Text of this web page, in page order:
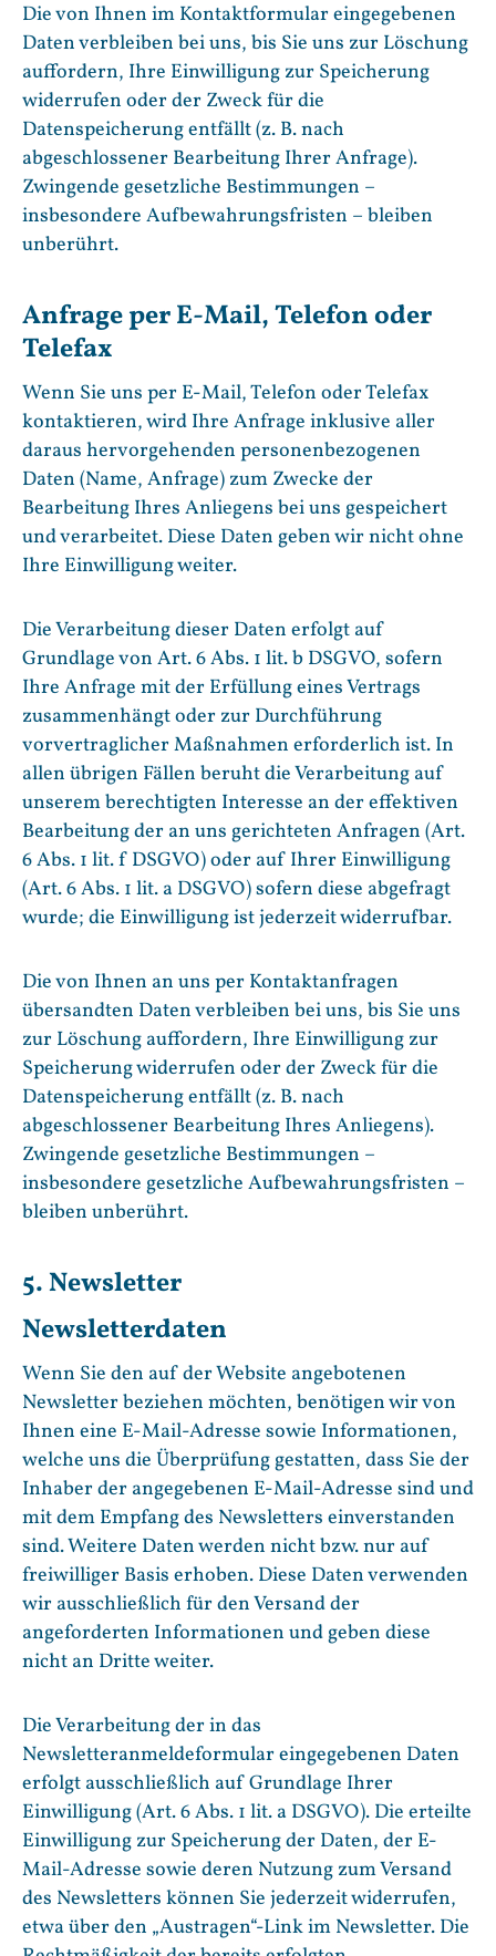
Die von Ihnen im Kontaktformular eingegebenen
Daten verbleiben bei uns, bis Sie uns zur Löschung
auffordern, Ihre Einwilligung zur Speicherung
widerrufen oder der Zweck für die
Datenspeicherung entfällt (z. B. nach
abgeschlossener Bearbeitung Ihrer Anfrage).
Zwingende gesetzliche Bestimmungen –
insbesondere Aufbewahrungsfristen – bleiben
unberührt.
Anfrage per E-Mail, Telefon oder
Telefax
Wenn Sie uns per E-Mail, Telefon oder Telefax
kontaktieren, wird Ihre Anfrage inklusive aller
daraus hervorgehenden personenbezogenen
Daten (Name, Anfrage) zum Zwecke der
Bearbeitung Ihres Anliegens bei uns gespeichert
und verarbeitet. Diese Daten geben wir nicht ohne
Ihre Einwilligung weiter.
Die Verarbeitung dieser Daten erfolgt auf
Grundlage von Art. 6 Abs. 1 lit. b DSGVO, sofern
Ihre Anfrage mit der Erfüllung eines Vertrags
zusammenhängt oder zur Durchführung
vorvertraglicher Maßnahmen erforderlich ist. In
allen übrigen Fällen beruht die Verarbeitung auf
unserem berechtigten Interesse an der effektiven
Bearbeitung der an uns gerichteten Anfragen (Art.
6 Abs. 1 lit. f DSGVO) oder auf Ihrer Einwilligung
(Art. 6 Abs. 1 lit. a DSGVO) sofern diese abgefragt
wurde; die Einwilligung ist jederzeit widerrufbar.
Die von Ihnen an uns per Kontaktanfragen
übersandten Daten verbleiben bei uns, bis Sie uns
zur Löschung auffordern, Ihre Einwilligung zur
Speicherung widerrufen oder der Zweck für die
Datenspeicherung entfällt (z. B. nach
abgeschlossener Bearbeitung Ihres Anliegens).
Zwingende gesetzliche Bestimmungen –
insbesondere gesetzliche Aufbewahrungsfristen –
bleiben unberührt.
5. Newsletter
Newsletter­daten
Wenn Sie den auf der Website angebotenen
Newsletter beziehen möchten, benötigen wir von
Ihnen eine E-Mail-Adresse sowie Informationen,
welche uns die Überprüfung gestatten, dass Sie der
Inhaber der angegebenen E-Mail-Adresse sind und
mit dem Empfang des Newsletters einverstanden
sind. Weitere Daten werden nicht bzw. nur auf
freiwilliger Basis erhoben. Diese Daten verwenden
wir ausschließlich für den Versand der
angeforderten Informationen und geben diese
nicht an Dritte weiter.
Die Verarbeitung der in das
Newsletteranmeldeformular eingegebenen Daten
erfolgt ausschließlich auf Grundlage Ihrer
Einwilligung (Art. 6 Abs. 1 lit. a DSGVO). Die erteilte
Einwilligung zur Speicherung der Daten, der E-
Mail-Adresse sowie deren Nutzung zum Versand
des Newsletters können Sie jederzeit widerrufen,
etwa über den „Austragen“-Link im Newsletter. Die